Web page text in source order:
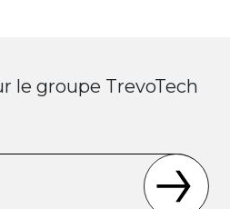
le groupe TrevoTech